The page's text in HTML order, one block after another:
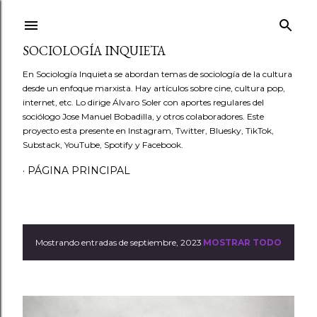
SOCIOLOGÍA INQUIETA
En Sociología Inquieta se abordan temas de sociología de la cultura
desde un enfoque marxista. Hay artículos sobre cine, cultura pop,
internet, etc. Lo dirige Álvaro Soler con aportes regulares del
sociólogo Jose Manuel Bobadilla, y otros colaboradores. Este
proyecto esta presente en Instagram, Twitter, Bluesky, TikTok,
Substack, YouTube, Spotify y Facebook.
PÁGINA PRINCIPAL
EMostrando entradas de septiembre, 2023 MOSTRAR TODO